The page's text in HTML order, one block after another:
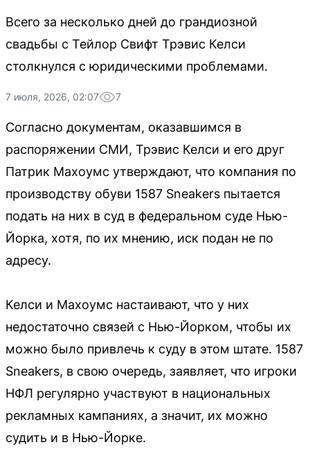
Всего за несколько дней до грандиозной
свадьбы с Тейлор Свифт Трэвис Келси
столкнулся с юридическими проблемами.
7 июля, 2026, 02:07 7
Согласно документам, оказавшимся в
распоряжении СМИ, Трэвис Келси и его друг
Патрик Махоумс утверждают, что компания по
производству обуви 1587 Sneakers пытается
подать на них в суд в федеральном суде Нью-
Йорка, хотя, по их мнению, иск подан не по
адресу.
Келси и Махоумс настаивают, что у них
недостаточно связей с Нью-Йорком, чтобы их
можно было привлечь к суду в этом штате. 1587
Sneakers, в свою очередь, заявляет, что игроки
НФЛ регулярно участвуют в национальных
рекламных кампаниях, а значит, их можно
судить и в Нью-Йорке.